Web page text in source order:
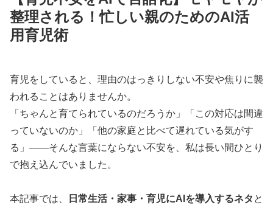
整理される！忙しい親のためのAI活
用育児術
育児をしていると、理由のはっきりしない不安や焦りに襲
われることはありませんか。
「ちゃんと育てられているのだろうか」「この対応は間違
っていないのか」「他の家庭と比べて遅れている気がす
る」――そんな言葉にならない不安を、私は長い間ひとり
で抱え込んでいました。
本記事では、 日常生活・家事・育児にAIを導入するネタ と